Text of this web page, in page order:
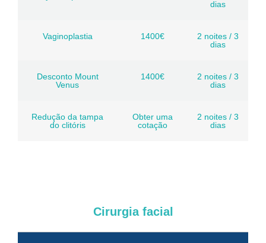
dias
Vaginoplastia 1400€
2 noites / 3
dias
Desconto Mount
Venus
1400€
2 noites / 3
dias
Redução da tampa
do clitóris
Obter uma
cotação
2 noites / 3
dias
Cirurgia facial